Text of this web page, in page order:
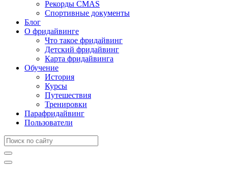
Рекорды CMAS
Спортивные документы
Блог
О фридайвинге
Что такое фридайвинг
Детский фридайвинг
Карта фридайвинга
Обучение
История
Курсы
Путешествия
Тренировки
Парафридайвинг
Пользователи